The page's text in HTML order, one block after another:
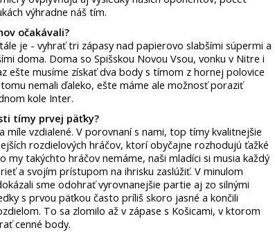
výhradne náš tím.
očakávali?
je - vyhrať tri zápasy nad papierovo slabšími súpermi a
doma. Doma so Spišskou Novou Vsou, vonku v Nitre i
ešte musíme získať dva body s tímom z hornej polovice
nemali ďaleko, ešte máme ale možnosť poraziť
kole Inter.
tímy prvej päťky?
míle vzdialené. V porovnaní s nami, top tímy kvalitnejšie
rozdielových hráčov, ktorí obyčajne rozhodujú ťažké
my takýchto hráčov nemáme, naši mladíci si musia každý
a svojím prístupom na ihrisku zaslúžiť. V minulom
sme odohrať vyrovnanejšie partie aj zo silnými
s prvou päťkou často príliš skoro jasné a končili
To sa zlomilo až v zápase s Košicami, v ktorom
cenné body.